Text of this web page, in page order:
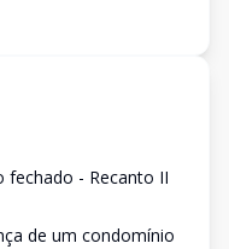
fechado - Recanto II
de um condomínio